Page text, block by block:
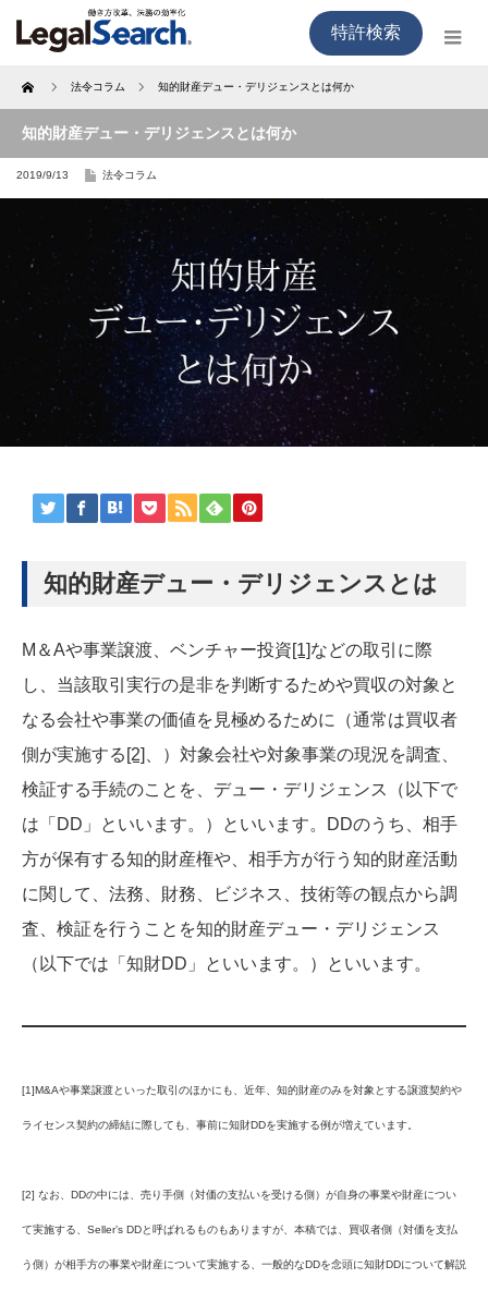
特許検索
Home 法令コラム 知的財産デュー・デリジェンスとは何か
知的財産デュー・デリジェンスとは何か
2019/9/13 法令コラム
知的財産デュー・デリジェンスとは
M＆Aや事業譲渡、ベンチャー投資[1]などの取引に際
し、当該取引実行の是非を判断するためや買収の対象と
なる会社や事業の価値を見極めるために（通常は買収者
側が実施する [2]
、）対象会社や対象事業の現況を調査、
検証する手続のことを、デュー・デリジェンス（以下で
は「DD」といいます。）といいます。DDのうち、相手
方が保有する知的財産権や、相手方が行う知的財産活動
に関して、法務、財務、ビジネス、技術等の観点から調
査、検証を行うことを知的財産デュー・デリジェンス
（以下では「知財DD」といいます。）といいます。
[1]M&Aや事業譲渡といった取引のほかにも、近年、知的財産のみを対象とする譲渡契約や
ライセンス契約の締結に際しても、事前に知財DDを実施する例が増えています。
[2] なお、DDの中には、売り手側（対価の支払いを受ける側）が自身の事業や財産につい
て実施する、Seller’s DDと呼ばれるものもありますが、本稿では、買収者側（対価を支払
う側）が相手方の事業や財産について実施する、一般的なDDを念頭に知財DDについて解説